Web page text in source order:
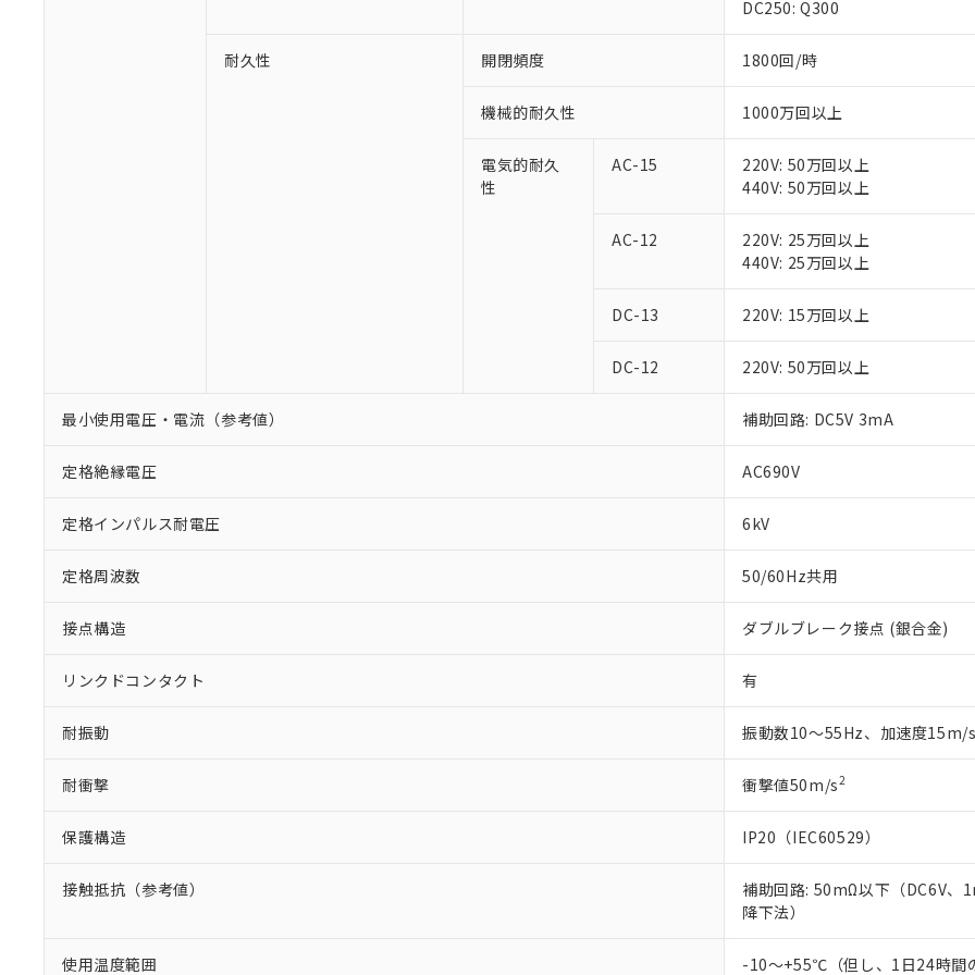
DC250: Q300
耐久性 開閉頻度 1800回/時
機械的耐久性 1000万回以上
電気的耐久
性
AC-15
220V: 50万回以上
440V: 50万回以上
AC-12
220V: 25万回以上
440V: 25万回以上
DC-13 220V: 15万回以上
DC-12 220V: 50万回以上
最小使用電圧・電流（参考値） 補助回路: DC5V 3mA
定格絶縁電圧 AC690V
定格インパルス耐電圧 6kV
定格周波数 50/60Hz共用
接点構造 ダブルブレーク接点 (銀合金)
リンクドコンタクト 有
耐振動 振動数10～55Hz、加速度15m/
耐衝撃 衝撃値50m/s2
保護構造 IP20（IEC60529）
接触抵抗（参考値）
補助回路: 50mΩ以下（DC6V、
降下法）
使用温度範囲 -10～+55℃（但し、1日24時間